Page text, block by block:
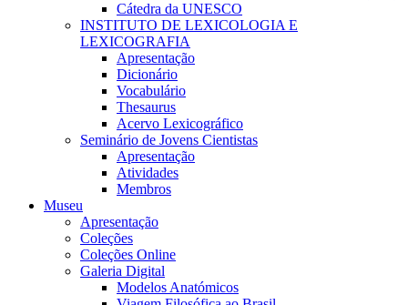
Cátedra da UNESCO
INSTITUTO DE LEXICOLOGIA E
LEXICOGRAFIA
Apresentação
Dicionário
Vocabulário
Thesaurus
Acervo Lexicográfico
Seminário de Jovens Cientistas
Apresentação
Atividades
Membros
Museu
Apresentação
Coleções
Coleções Online
Galeria Digital
Modelos Anatómicos